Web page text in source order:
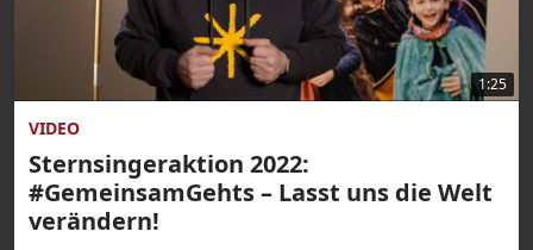
1:25
VIDEO
Sternsingeraktion 2022:
#GemeinsamGehts – Lasst uns die Welt
verändern!